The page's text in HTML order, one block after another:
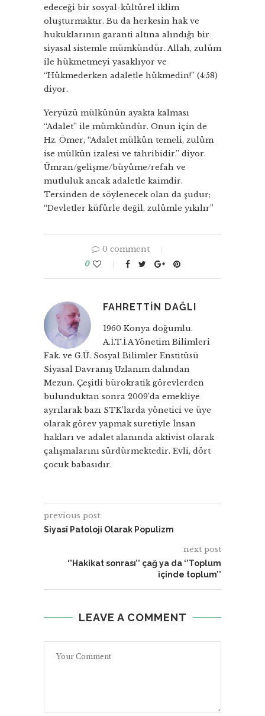
edeceği bir sosyal-kültürel iklim
oluşturmaktır. Bu da herkesin hak ve
hukuklarının garanti altına alındığı bir
siyasal sistemle mümkündür. Allah, zulüm
ile hükmetmeyi yasaklıyor ve
“Hükmederken adaletle hükmedin!” (4:58)
diyor.
Yeryüzü mülkünün ayakta kalması
“Adalet” ile mümkündür. Onun için de
Hz. Ömer, “Adalet mülkün temeli, zulüm
ise mülkün izalesi ve tahribidir.” diyor.
Ümran/gelişme/büyüme/refah ve
mutluluk ancak adaletle kaimdir.
Tersinden de söylenecek olan da şudur;
“Devletler küfürle değil, zulümle yıkılır”
0 comment
0
FAHRETTIN DAĞLI
1960 Konya doğumlu.
A.İ.T.İ.A Yönetim Bilimleri
Fak. ve G.Ü. Sosyal Bilimler Enstitüsü
Siyasal Davranış Uzlanım dalından
Mezun. Çeşitli bürokratik görevlerden
bulunduktan sonra 2009’da emekliye
ayrılarak bazı STK’larda yönetici ve üye
olarak görev yapmak suretiyle İnsan
hakları ve adalet alanında aktivist olarak
çalışmalarını sürdürmektedir. Evli, dört
çocuk babasıdır.
previous post
Siyasî Patoloji Olarak Populizm
next post
‘’Hakikat sonrası’’ çağ ya da ‘’Toplum
içinde toplum’’
LEAVE A COMMENT